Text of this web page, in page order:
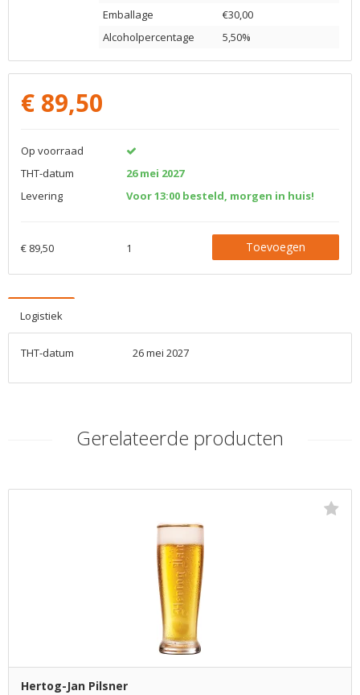
Emballage
€30,00
Alcoholpercentage
5,50%
€ 89,50
Op voorraad
THT-datum
26 mei 2027
Levering
Voor 13:00 besteld, morgen in huis!
€ 89,50 1 Toevoegen
Logistiek
THT-datum 26 mei 2027
Gerelateerde producten
Hertog-Jan Pilsner